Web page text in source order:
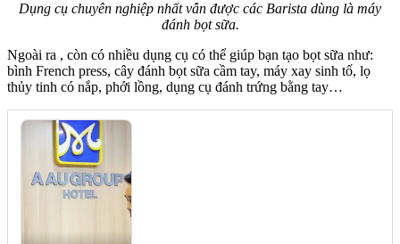
Dụng cụ chuyên nghiệp nhất vẫn được các Barista dùng là máy
đánh bọt sữa.
Ngoài ra , còn có nhiều dụng cụ có thể giúp bạn tạo bọt sữa như:
bình French press, cây đánh bọt sữa cầm tay, máy xay sinh tố, lọ
thủy tinh có nắp, phới lồng, dụng cụ đánh trứng bằng tay…